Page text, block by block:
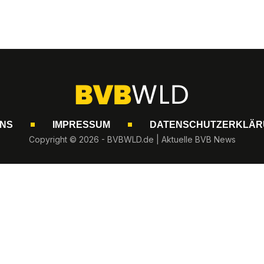
IMPRESSUM
Copyright © 2026 - BVBWLD.de | Aktuelle BVB News